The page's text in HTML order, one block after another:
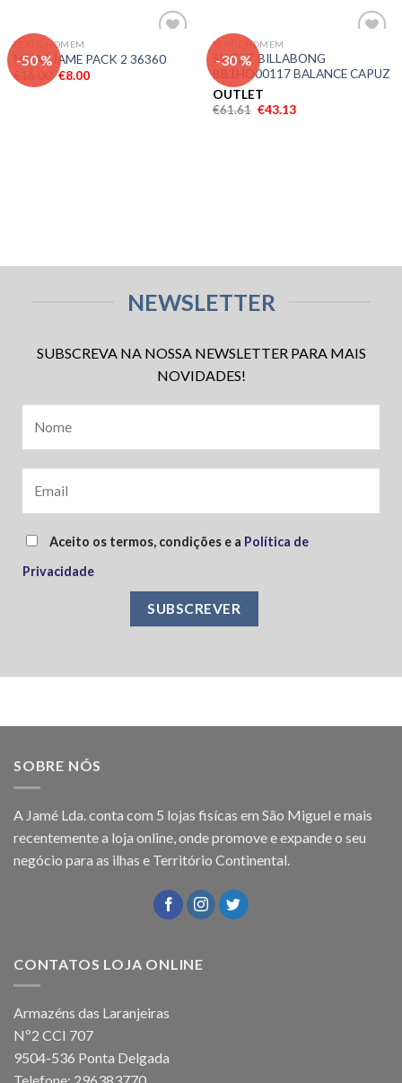
-50 %
aos meus
TEXTIL HOMEM
MEIAS JAME PACK 2 36360
€
€8.00
-30 %
desejos
TEXTIL HOMEM
SWEAT BILLABONG
BB1HO00117 BALANCE CAPUZ
OUTLET
€61.61 €43.13
NEWSLETTER
SUBSCREVA NA NOSSA NEWSLETTER PARA MAIS
NOVIDADES!
Aceito os termos, condições e a Política de
Privacidade
SOBRE NÓS
A Jamé Lda. conta com 5 lojas fisícas em São Miguel e mais
recentemente a loja online, onde promove e expande o seu
negócio para as ilhas e Território Continental.
CONTATOS LOJA ONLINE
Armazéns das Laranjeiras
Nº2 CCI 707
9504-536 Ponta Delgada